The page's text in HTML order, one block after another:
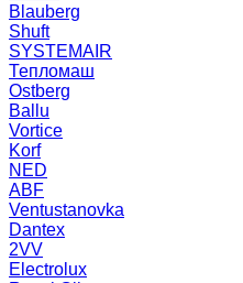
Blauberg
Shuft
SYSTEMAIR
Тепломаш
Ostberg
Ballu
Vortice
Korf
NED
ABF
Ventustanovka
Dantex
2VV
Electrolux